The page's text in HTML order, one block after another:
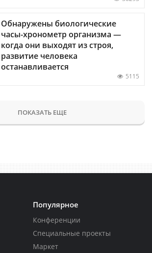
Обнаружены биологические
часы-хронометр организма —
когда они выходят из строя,
развитие человека
останавливается
5115
ПОКАЗАТЬ ЕЩЕ
Популярное
Конференции
Специальные проекты
Маркет